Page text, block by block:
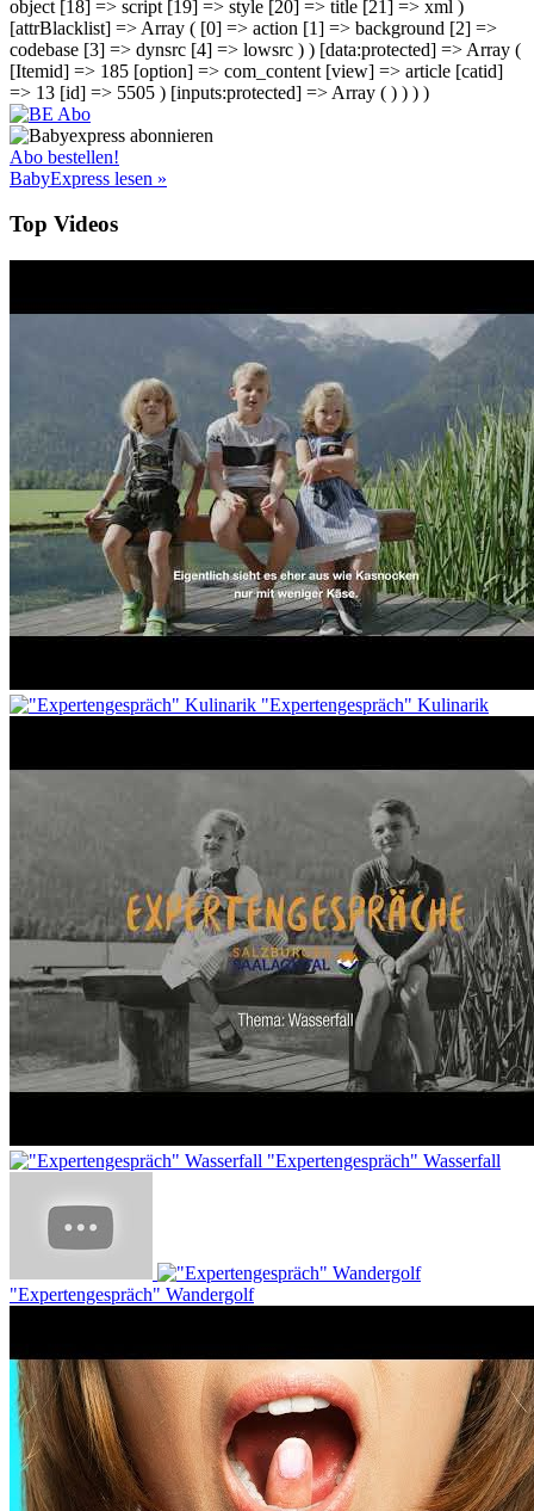
object [18] => script [19] => style [20] => title [21] => xml )
[attrBlacklist] => Array ( [0] => action [1] => background [2] =>
codebase [3] => dynsrc [4] => lowsrc ) ) [data:protected] => Array (
[Itemid] => 185 [option] => com_content [view] => article [catid]
=> 13 [id] => 5505 ) [inputs:protected] => Array ( ) ) ) )
Abo bestellen!
BabyExpress lesen »
Top Videos
"Expertengespräch" Kulinarik
"Expertengespräch" Wasserfall
"Expertengespräch" Wandergolf